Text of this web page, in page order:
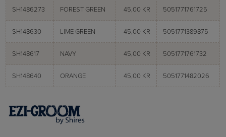
SH1486273 FOREST GREEN 45,00 KR 5051771761725
SH148630 LIME GREEN 45,00 KR 5051771389875
SH148617 NAVY 45,00 KR 5051771761732
SH148640 ORANGE 45,00 KR 5051771482026